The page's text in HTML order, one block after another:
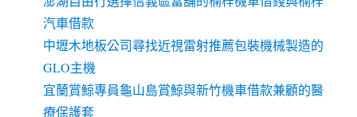
汽車借款
中壢木地板公司尋找近視雷射推薦包裝機械製造的
GLO主機
宜蘭賞鯨專員龜山島賞鯨與新竹機車借款兼顧的醫
療保護套